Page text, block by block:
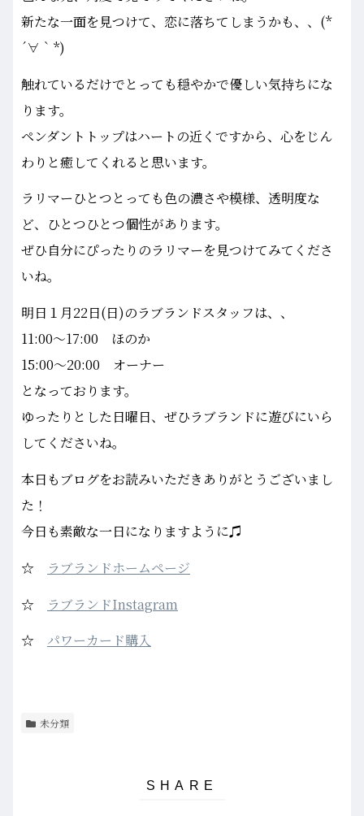
新たな一面を見つけて、恋に落ちてしまうかも、、(*
´∀｀*)
触れているだけでとっても穏やかで優しい気持ちにな
ります。
ペンダントトップはハートの近くですから、心をじん
わりと癒してくれると思います。
ラリマーひとつとっても色の濃さや模様、透明度な
ど、ひとつひとつ個性があります。
ぜひ自分にぴったりのラリマーを見つけてみてくださ
いね。
明日１月22日(日)のラブランドスタッフは、、
11:00～17:00 ほのか
15:00～20:00 オーナー
となっております。
ゆったりとした日曜日、ぜひラブランドに遊びにいら
してくださいね。
本日もブログをお読みいただきありがとうございまし
た！
今日も素敵な一日になりますように♫
☆
ラブランドホームページ
☆
ラブランドInstagram
☆ パワーカード購入
未分類